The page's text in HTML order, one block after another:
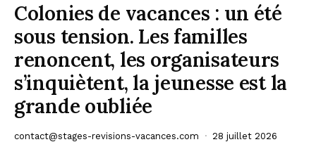
Colonies de vacances : un été
sous tension. Les familles
renoncent, les organisateurs
s’inquiètent, la jeunesse est la
grande oubliée
contact@stages-revisions-vacances.com 28 juillet 2026